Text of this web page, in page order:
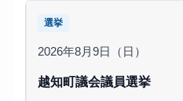
選挙
2026年8月9日（日）
越知町議会議員選挙